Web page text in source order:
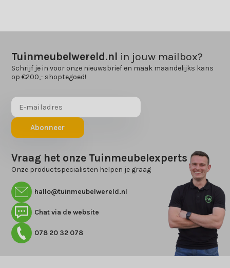
Tuinmeubelwereld.nl in jouw mailbox?
Schrijf je in voor onze nieuwsbrief en maak maandelijks kans
op €200,- shoptegoed!
Abonneer
Vraag het onze Tuinmeubelexperts
Onze productspecialisten helpen je graag
hallo@tuinmeubelwereld.nl
Chat via de website
078 20 32 078